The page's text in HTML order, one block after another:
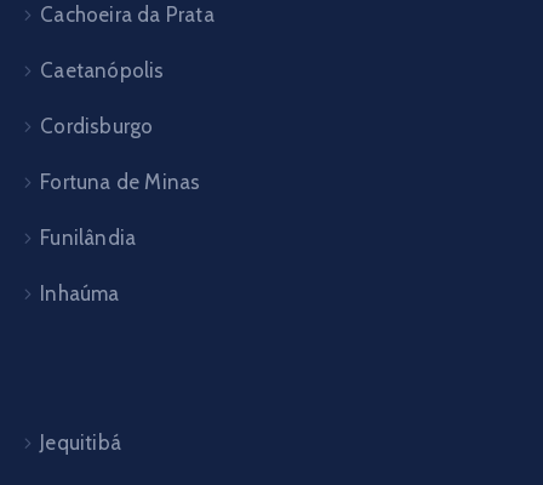
Cachoeira da Prata
Caetanópolis
Cordisburgo
Fortuna de Minas
Funilândia
Inhaúma
Jequitibá